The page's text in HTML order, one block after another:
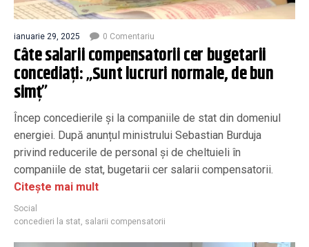
ianuarie 29, 2025 0 Comentariu
Câte salarii compensatorii cer bugetarii
concediaţi: „Sunt lucruri normale, de bun
simţ”
Încep concedierile și la companiile de stat din domeniul
energiei. După anunțul ministrului Sebastian Burduja
privind reducerile de personal și de cheltuieli în
companiile de stat, bugetarii cer salarii compensatorii.
Citește mai mult
Social
concedieri la stat, salarii compensatorii